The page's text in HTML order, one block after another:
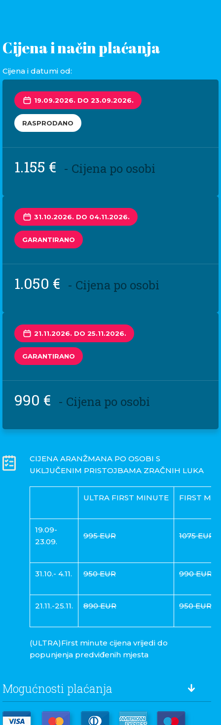
Cijena i način plaćanja
Cijena i datumi od:
19.09.2026. DO 23.09.2026.
RASPRODANO
1.155 € - Cijena po osobi
31.10.2026. DO 04.11.2026.
GARANTIRANO
1.050 € - Cijena po osobi
21.11.2026. DO 25.11.2026.
GARANTIRANO
990 € - Cijena po osobi
CIJENA ARANŽMANA PO OSOBI S
UKLJUČENIM PRISTOJBAMA ZRAČNIH LUKA
ULTRA FIRST MINUTE FIRST
19.09-
23.09.
995 EUR 1075 EUR
31.10.- 4.11. 950 EUR 990 EUR
21.11.-25.11. 890 EUR 950 EUR
(ULTRA)First minute cijena vrijedi do
popunjenja predviđenih mjesta
Mogućnosti plaćanja